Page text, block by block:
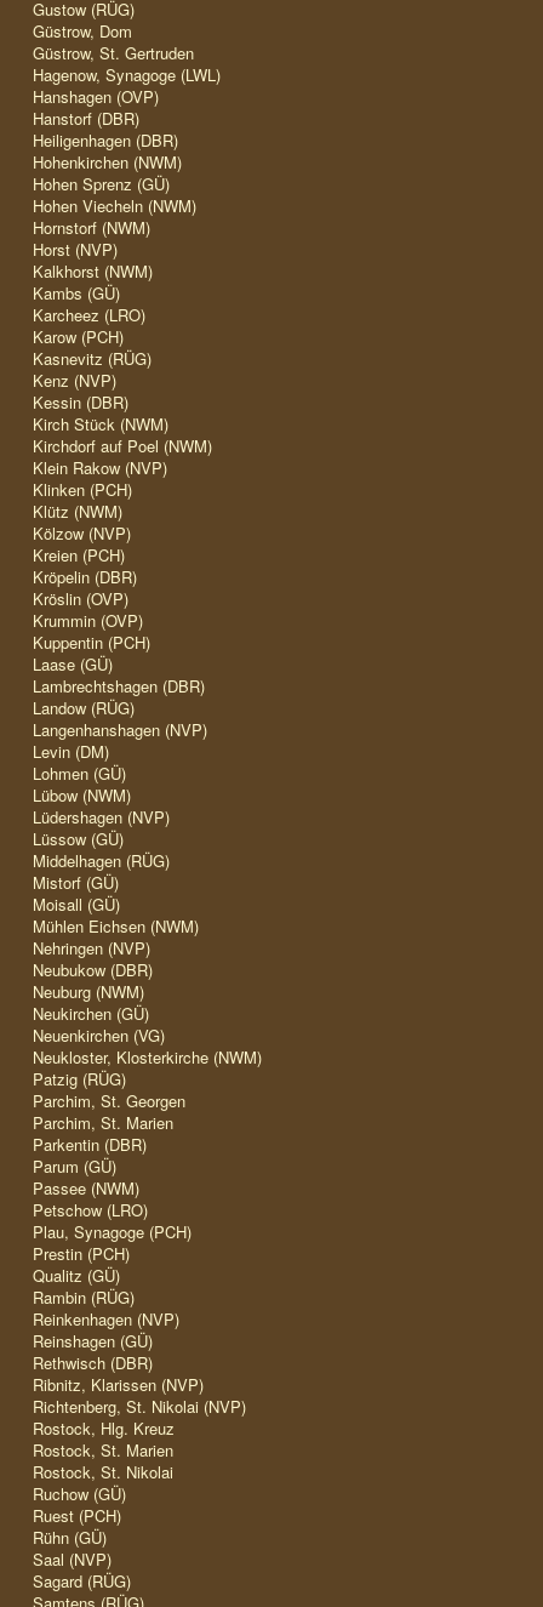
Gustow (RÜG)
Güstrow, Dom
Güstrow, St. Gertruden
Hagenow, Synagoge (LWL)
Hanshagen (OVP)
Hanstorf (DBR)
Heiligenhagen (DBR)
Hohenkirchen (NWM)
Hohen Sprenz (GÜ)
Hohen Viecheln (NWM)
Hornstorf (NWM)
Horst (NVP)
Kalkhorst (NWM)
Kambs (GÜ)
Karcheez (LRO)
Karow (PCH)
Kasnevitz (RÜG)
Kenz (NVP)
Kessin (DBR)
Kirch Stück (NWM)
Kirchdorf auf Poel (NWM)
Klein Rakow (NVP)
Klinken (PCH)
Klütz (NWM)
Kölzow (NVP)
Kreien (PCH)
Kröpelin (DBR)
Kröslin (OVP)
Krummin (OVP)
Kuppentin (PCH)
Laase (GÜ)
Lambrechtshagen (DBR)
Landow (RÜG)
Langenhanshagen (NVP)
Levin (DM)
Lohmen (GÜ)
Lübow (NWM)
Lüdershagen (NVP)
Lüssow (GÜ)
Middelhagen (RÜG)
Mistorf (GÜ)
Moisall (GÜ)
Mühlen Eichsen (NWM)
Nehringen (NVP)
Neubukow (DBR)
Neuburg (NWM)
Neukirchen (GÜ)
Neuenkirchen (VG)
Neukloster, Klosterkirche (NWM)
Patzig (RÜG)
Parchim, St. Georgen
Parchim, St. Marien
Parkentin (DBR)
Parum (GÜ)
Passee (NWM)
Petschow (LRO)
Plau, Synagoge (PCH)
Prestin (PCH)
Qualitz (GÜ)
Rambin (RÜG)
Reinkenhagen (NVP)
Reinshagen (GÜ)
Rethwisch (DBR)
Ribnitz, Klarissen (NVP)
Richtenberg, St. Nikolai (NVP)
Rostock, Hlg. Kreuz
Rostock, St. Marien
Rostock, St. Nikolai
Ruchow (GÜ)
Ruest (PCH)
Rühn (GÜ)
Saal (NVP)
Sagard (RÜG)